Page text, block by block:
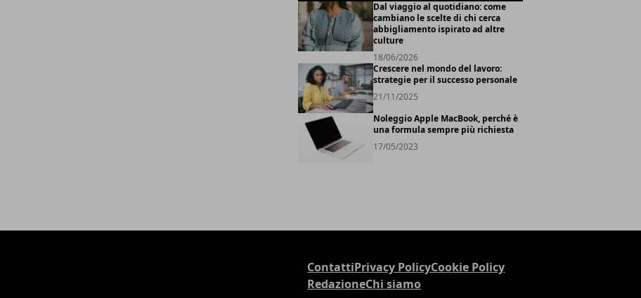
Dal viaggio al quotidiano: come
cambiano le scelte di chi cerca
abbigliamento ispirato ad altre
culture
18/06/2026
Crescere nel mondo del lavoro:
strategie per il successo personale
21/11/2025
Noleggio Apple MacBook, perché è
una formula sempre più richiesta
17/05/2023
ContattiPrivacy PolicyCookie Policy
RedazioneChi siamo